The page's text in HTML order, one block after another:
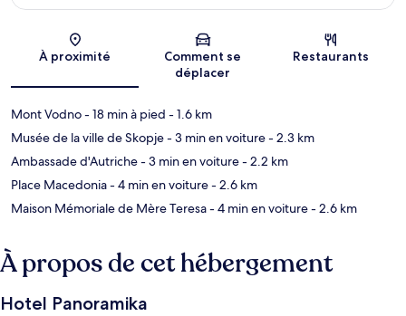
Carte
À proximité
Comment se
déplacer
Restaurants
Mont Vodno- 18 min à pied - 1.6 km
Musée de la ville de Skopje- 3 min en voiture- 2.3 km
Ambassade d'Autriche- 3 min en voiture- 2.2 km
Place Macedonia- 4 min en voiture- 2.6 km
Maison Mémoriale de Mère Teresa- 4 min en voiture- 2.6 km
À propos de cet hébergement
Hotel Panoramika